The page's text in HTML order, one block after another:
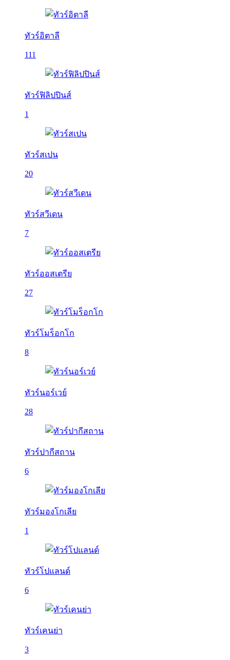
ทัวร์อิตาลี
111
ทัวร์ฟิลิปปินส์
1
ทัวร์สเปน
20
ทัวร์สวีเดน
7
ทัวร์ออสเตรีย
27
ทัวร์โมร็อกโก
8
ทัวร์นอร์เวย์
28
ทัวร์ปากีสถาน
6
ทัวร์มองโกเลีย
1
ทัวร์โปแลนด์
6
ทัวร์เคนย่า
3